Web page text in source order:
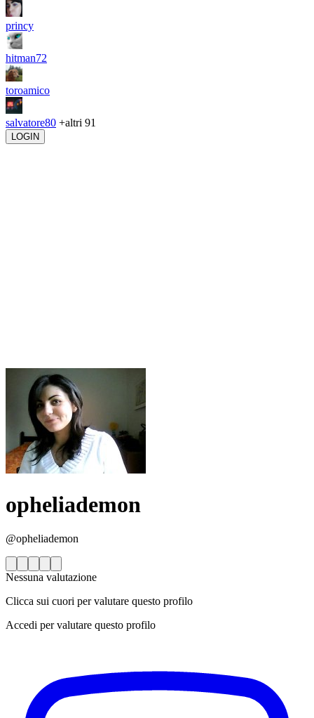
princy
hitman72
toroamico
salvatore80 +altri 91
LOGIN
opheliademon
@opheliademon
Nessuna valutazione
Clicca sui cuori per valutare questo profilo
Accedi per valutare questo profilo